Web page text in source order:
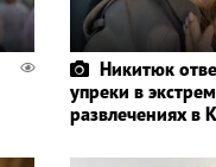
Никитюк
упреки в
развлечениях в